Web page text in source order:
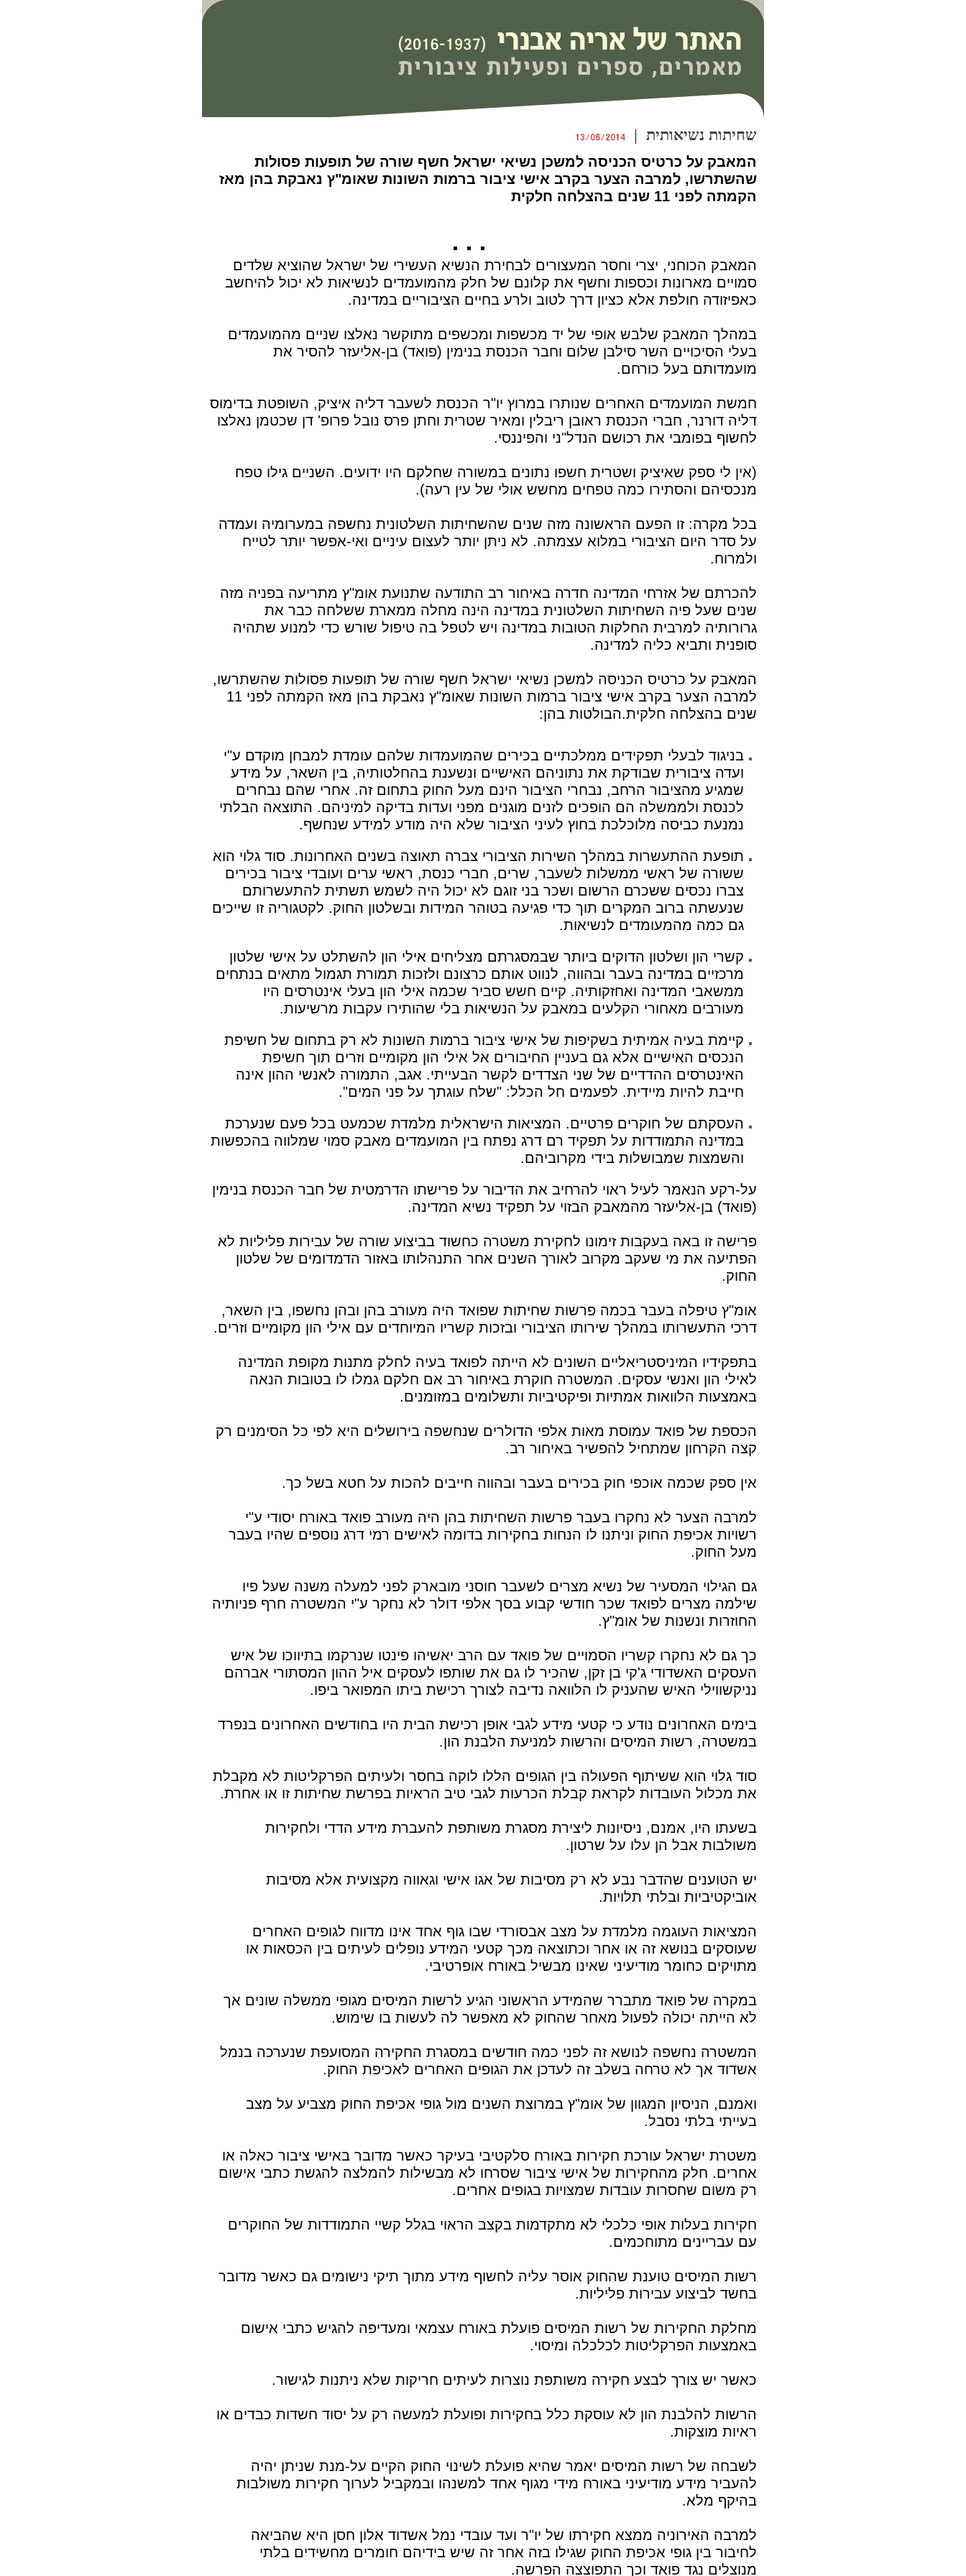
שחיתות נשיאותית |
המאבק על כרטיס הכניסה למשכן נשיאי ישראל חשף שורה של תופעות פסולות
שהשתרשו, למרבה הצער בקרב אישי ציבור ברמות השונות שאומ"ץ נאבקת בהן מאז
הקמתה לפני 11 שנים בהצלחה חלקית
▪ ▪ ▪
המאבק הכוחני, יצרי וחסר המעצורים לבחירת הנשיא העשירי של ישראל שהוציא שלדים
סמויים מארונות וכספות וחשף את קלונם של חלק מהמועמדים לנשיאות לא יכול להיחשב
כאפיזודה חולפת אלא כציון דרך לטוב ולרע בחיים הציבוריים במדינה.
במהלך המאבק שלבש אופי של יד מכשפות ומכשפים מתוקשר נאלצו שניים מהמועמדים
בעלי הסיכויים השר סילבן שלום וחבר הכנסת בנימין (פואד) בן-אליעזר להסיר את
מועמדותם בעל כורחם.
חמשת המועמדים האחרים שנותרו במרוץ יו"ר הכנסת לשעבר דליה איציק, השופטת בדימוס
דליה דורנר, חברי הכנסת ראובן ריבלין ומאיר שטרית וחתן פרס נובל פרופ' דן שכטמן נאלצו
לחשוף בפומבי את רכושם הנדל"ני והפיננסי.
(אין לי ספק שאיציק ושטרית חשפו נתונים במשורה שחלקם היו ידועים. השניים גילו טפח
מנכסיהם והסתירו כמה טפחים מחשש אולי של עין רעה).
בכל מקרה: זו הפעם הראשונה מזה שנים שהשחיתות השלטונית נחשפה במערומיה ועמדה
על סדר היום הציבורי במלוא עצמתה. לא ניתן יותר לעצום עיניים ואי-אפשר יותר לטייח
ולמרוח.
להכרתם של אזרחי המדינה חדרה באיחור רב התודעה שתנועת אומ"ץ מתריעה בפניה מזה
שנים שעל פיה השחיתות השלטונית במדינה הינה מחלה ממארת ששלחה כבר את
גרורותיה למרבית החלקות הטובות במדינה ויש לטפל בה טיפול שורש כדי למנוע שתהיה
סופנית ותביא כליה למדינה.
המאבק על כרטיס הכניסה למשכן נשיאי ישראל חשף שורה של תופעות פסולות שהשתרשו,
למרבה הצער בקרב אישי ציבור ברמות השונות שאומ"ץ נאבקת בהן מאז הקמתה לפני 11
שנים בהצלחה חלקית.הבולטות בהן:
בניגוד לבעלי תפקידים ממלכתיים בכירים שהמועמדות שלהם עומדת למבחן מוקדם ע"י
ועדה ציבורית שבודקת את נתוניהם האישיים ונשענת בהחלטותיה, בין השאר, על מידע
שמגיע מהציבור הרחב, נבחרי הציבור הינם מעל החוק בתחום זה. אחרי שהם נבחרים
לכנסת ולממשלה הם הופכים לזנים מוגנים מפני ועדות בדיקה למיניהם. התוצאה הבלתי
נמנעת כביסה מלוכלכת בחוץ לעיני הציבור שלא היה מודע למידע שנחשף.
תופעת ההתעשרות במהלך השירות הציבורי צברה תאוצה בשנים האחרונות. סוד גלוי הוא
ששורה של ראשי ממשלות לשעבר, שרים, חברי כנסת, ראשי ערים ועובדי ציבור בכירים
צברו נכסים ששכרם הרשום ושכר בני זוגם לא יכול היה לשמש תשתית להתעשרותם
שנעשתה ברוב המקרים תוך כדי פגיעה בטוהר המידות ובשלטון החוק. לקטגוריה זו שייכים
גם כמה מהמעומדים לנשיאות.
קשרי הון ושלטון הדוקים ביותר שבמסגרתם מצליחים אילי הון להשתלט על אישי שלטון
מרכזיים במדינה בעבר ובהווה, לנווט אותם כרצונם ולזכות תמורת תגמול מתאים בנתחים
ממשאבי המדינה ואחזקותיה. קיים חשש סביר שכמה אילי הון בעלי אינטרסים היו
מעורבים מאחורי הקלעים במאבק על הנשיאות בלי שהותירו עקבות מרשיעות.
קיימת בעיה אמיתית בשקיפות של אישי ציבור ברמות השונות לא רק בתחום של חשיפת
הנכסים האישיים אלא גם בעניין החיבורים אל אילי הון מקומיים וזרים תוך חשיפת
האינטרסים ההדדיים של שני הצדדים לקשר הבעייתי. אגב, התמורה לאנשי ההון אינה
חייבת להיות מיידית. לפעמים חל הכלל: "שלח עוגתך על פני המים".
העסקתם של חוקרים פרטיים. המציאות הישראלית מלמדת שכמעט בכל פעם שנערכת
במדינה התמודדות על תפקיד רם דרג נפתח בין המועמדים מאבק סמוי שמלווה בהכפשות
והשמצות שמבושלות בידי מקרוביהם.
על-רקע הנאמר לעיל ראוי להרחיב את הדיבור על פרישתו הדרמטית של חבר הכנסת בנימין
(פואד) בן-אליעזר מהמאבק הבזוי על תפקיד נשיא המדינה.
פרישה זו באה בעקבות זימונו לחקירת משטרה כחשוד בביצוע שורה של עבירות פליליות לא
הפתיעה את מי שעקב מקרוב לאורך השנים אחר התנהלותו באזור הדמדומים של שלטון
החוק.
אומ"ץ טיפלה בעבר בכמה פרשות שחיתות שפואד היה מעורב בהן ובהן נחשפו, בין השאר,
דרכי התעשרותו במהלך שירותו הציבורי ובזכות קשריו המיוחדים עם אילי הון מקומיים וזרים.
בתפקידיו המיניסטריאליים השונים לא הייתה לפואד בעיה לחלק מתנות מקופת המדינה
לאילי הון ואנשי עסקים. המשטרה חוקרת באיחור רב אם חלקם גמלו לו בטובות הנאה
באמצעות הלוואות אמתיות ופיקטיביות ותשלומים במזומנים.
הכספת של פואד עמוסת מאות אלפי הדולרים שנחשפה בירושלים היא לפי כל הסימנים רק
קצה הקרחון שמתחיל להפשיר באיחור רב.
אין ספק שכמה אוכפי חוק בכירים בעבר ובהווה חייבים להכות על חטא בשל כך.
למרבה הצער לא נחקרו בעבר פרשות השחיתות בהן היה מעורב פואד באורח יסודי ע"י
רשויות אכיפת החוק וניתנו לו הנחות בחקירות בדומה לאישים רמי דרג נוספים שהיו בעבר
מעל החוק.
גם הגילוי המסעיר של נשיא מצרים לשעבר חוסני מובארק לפני למעלה משנה שעל פיו
שילמה מצרים לפואד שכר חודשי קבוע בסך אלפי דולר לא נחקר ע"י המשטרה חרף פניותיה
החוזרות ונשנות של אומ"ץ.
כך גם לא נחקרו קשריו הסמויים של פואד עם הרב יאשיהו פינטו שנרקמו בתיווכו של איש
העסקים האשדודי ג'קי בן זקן, שהכיר לו גם את שותפו לעסקים איל ההון המסתורי אברהם
נניקשווילי האיש שהעניק לו הלוואה נדיבה לצורך רכישת ביתו המפואר ביפו.
בימים האחרונים נודע כי קטעי מידע לגבי אופן רכישת הבית היו בחודשים האחרונים בנפרד
במשטרה, רשות המיסים והרשות למניעת הלבנת הון.
סוד גלוי הוא ששיתוף הפעולה בין הגופים הללו לוקה בחסר ולעיתים הפרקליטות לא מקבלת
את מכלול העובדות לקראת קבלת הכרעות לגבי טיב הראיות בפרשת שחיתות זו או אחרת.
בשעתו היו, אמנם, ניסיונות ליצירת מסגרת משותפת להעברת מידע הדדי ולחקירות
משולבות אבל הן עלו על שרטון.
יש הטוענים שהדבר נבע לא רק מסיבות של אגו אישי וגאווה מקצועית אלא מסיבות
אוביקטיביות ובלתי תלויות.
המציאות העוגמה מלמדת על מצב אבסורדי שבו גוף אחד אינו מדווח לגופים האחרים
שעוסקים בנושא זה או אחר וכתוצאה מכך קטעי המידע נופלים לעיתים בין הכסאות או
מתויקים כחומר מודיעיני שאינו מבשיל באורח אופרטיבי.
במקרה של פואד מתברר שהמידע הראשוני הגיע לרשות המיסים מגופי ממשלה שונים אך
לא הייתה יכולה לפעול מאחר שהחוק לא מאפשר לה לעשות בו שימוש.
המשטרה נחשפה לנושא זה לפני כמה חודשים במסגרת החקירה המסועפת שנערכה בנמל
אשדוד אך לא טרחה בשלב זה לעדכן את הגופים האחרים לאכיפת החוק.
ואמנם, הניסיון המגוון של אומ"ץ במרוצת השנים מול גופי אכיפת החוק מצביע על מצב
בעייתי בלתי נסבל.
משטרת ישראל עורכת חקירות באורח סלקטיבי בעיקר כאשר מדובר באישי ציבור כאלה או
אחרים. חלק מהחקירות של אישי ציבור שסרחו לא מבשילות להמלצה להגשת כתבי אישום
רק משום שחסרות עובדות שמצויות בגופים אחרים.
חקירות בעלות אופי כלכלי לא מתקדמות בקצב הראוי בגלל קשיי התמודדות של החוקרים
עם עבריינים מתוחכמים.
רשות המיסים טוענת שהחוק אוסר עליה לחשוף מידע מתוך תיקי נישומים גם כאשר מדובר
בחשד לביצוע עבירות פליליות.
מחלקת החקירות של רשות המיסים פועלת באורח עצמאי ומעדיפה להגיש כתבי אישום
באמצעות הפרקליטות לכלכלה ומיסוי.
כאשר יש צורך לבצע חקירה משותפת נוצרות לעיתים חריקות שלא ניתנות לגישור.
הרשות להלבנת הון לא עוסקת כלל בחקירות ופועלת למעשה רק על יסוד חשדות כבדים או
ראיות מוצקות.
לשבחה של רשות המיסים יאמר שהיא פועלת לשינוי החוק הקיים על-מנת שניתן יהיה
להעביר מידע מודיעיני באורח מידי מגוף אחד למשנהו ובמקביל לערוך חקירות משולבות
בהיקף מלא.
למרבה האירוניה ממצא חקירתו של יו"ר ועד עובדי נמל אשדוד אלון חסן היא שהביאה
לחיבור בין גופי אכיפת החוק שגילו בזה אחר זה שיש בידיהם חומרים מחשידים בלתי
מנוצלים נגד פואד וכך התפוצצה הפרשה.